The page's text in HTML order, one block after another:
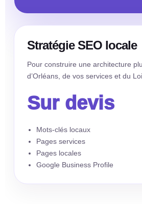
Stratégie SEO locale
Pour construire une architecture
d’Orléans, de vos services et du
Sur devis
Mots-clés locaux
Pages services
Pages locales
Google Business Profile